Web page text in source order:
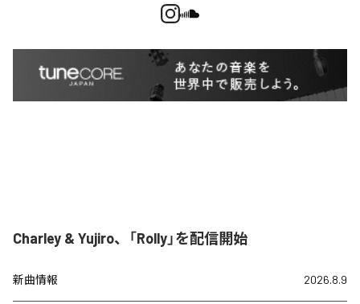
Charley & Yujiro、「Rolly」を配信開始
新曲情報 2026.8.9